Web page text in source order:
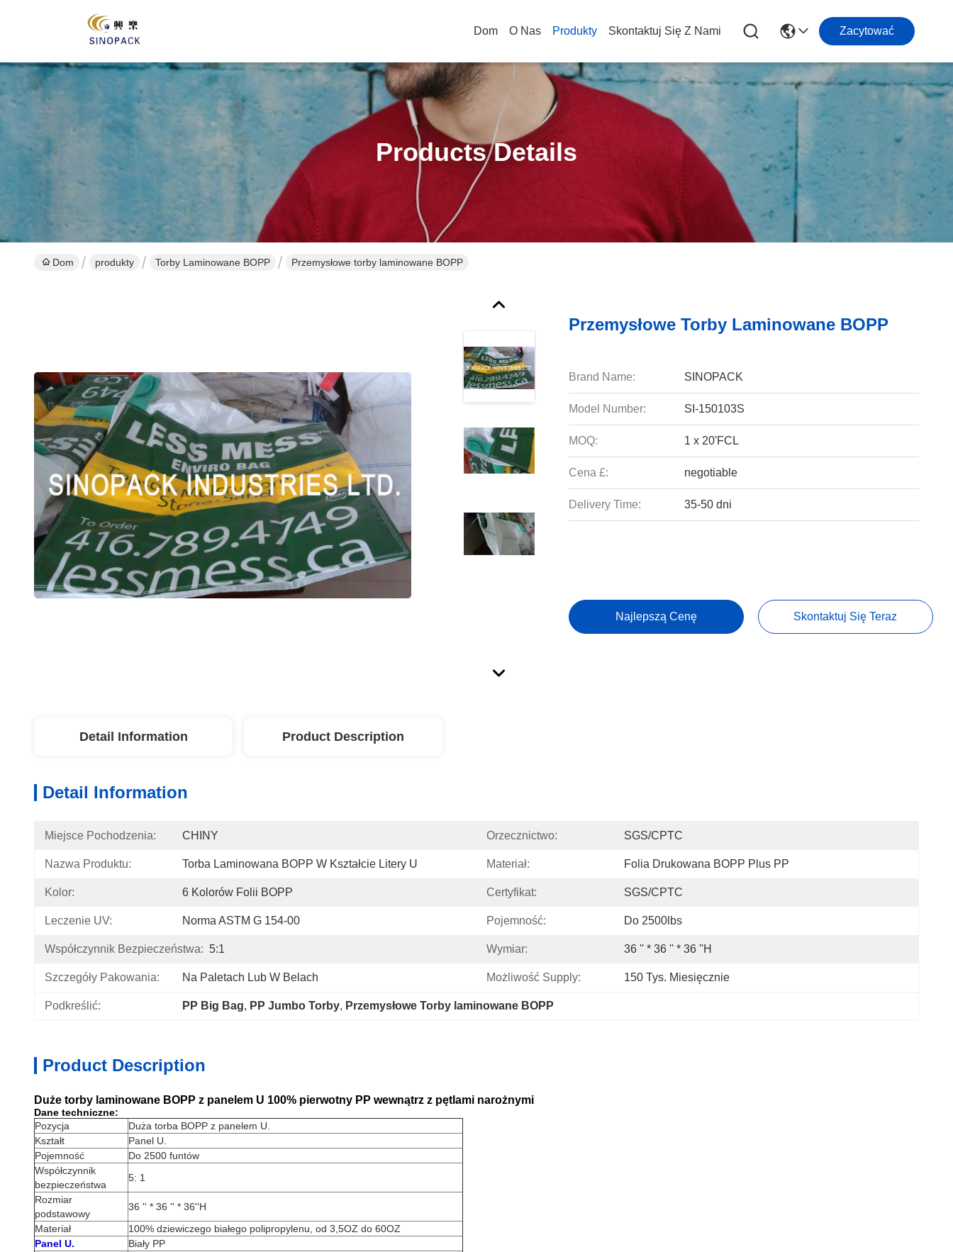
Dom O Nas Produkty Skontaktuj Się Z Nami Zacytować
Products Details
Dom produkty Torby Laminowane BOPP Przemysłowe torby laminowane BOPP
Przemysłowe Torby Laminowane BOPP
Brand Name: SINOPACK
Model Number: SI-150103S
MOQ: 1 x 20'FCL
Cena £: negotiable
Delivery Time: 35-50 dni
Najlepszą Cenę Skontaktuj Się Teraz
Detail Information Product Description
Detail Information
Miejsce Pochodzenia: CHINY Orzecznictwo: SGS/CPTC
Nazwa Produktu: Torba Laminowana BOPP W Kształcie Litery U Materiał: Folia Drukowana BOPP Plus PP
Kolor: 6 Kolorów Folii BOPP Certyfikat: SGS/CPTC
Leczenie UV: Norma ASTM G 154-00 Pojemność: Do 2500lbs
Współczynnik Bezpieczeństwa: 5:1 Wymiar: 36 '' * 36 '' * 36 ''H
Szczegóły Pakowania: Na Paletach Lub W Belach Możliwość Supply: 150 Tys. Miesięcznie
Podkreślić: PP Big Bag, PP Jumbo Torby, Przemysłowe Torby laminowane BOPP
Product Description
Duże torby laminowane BOPP z panelem U 100% pierwotny PP wewnątrz z pętlami narożnymi
Dane techniczne:
Pozycja
Duża torba BOPP z panelem U.
Kształt
Panel U.
Pojemność
Do 2500 funtów
Współczynnik
bezpieczeństwa
5: 1
Rozmiar
podstawowy
36 '' * 36 '' * 36''H
Materiał
100% dziewiczego białego polipropylenu, od 3,5OZ do 60OZ
Panel U.
Biały PP